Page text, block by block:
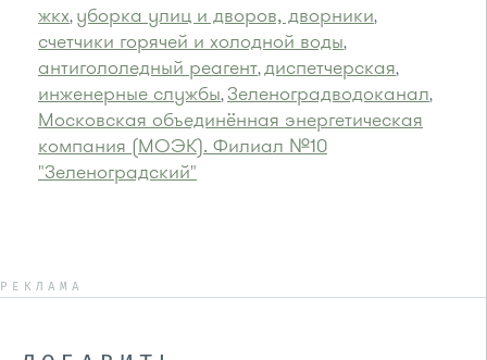
жкх, уборка улиц и дворов, дворники,
счетчики горячей и холодной воды,
антигололедный реагент,диспетчерская,
инженерные службы,Зеленоградводоканал,
Московская объединённая энергетическая
компания (МОЭК). Филиал №10
"Зеленоградский"
РЕКЛАМА